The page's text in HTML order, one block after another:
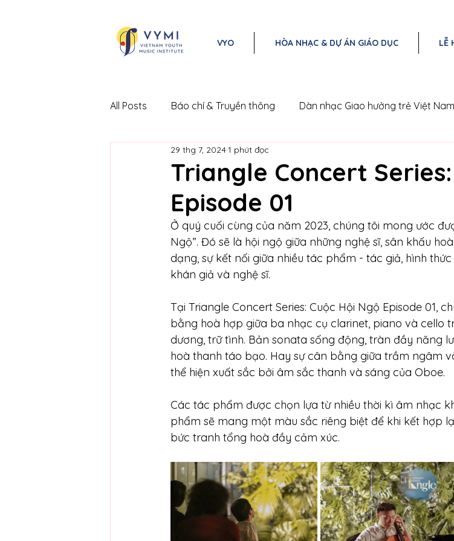
VYO HÒA NHẠC & DỰ ÁN GIÁO DỤC LỄ
All Posts Báo chí & Truyền thông Dàn nhạc Giao hưởng trẻ Việt Nam
Lễ hội Âm nhạc Cổ điển Việt Nam
Triangle Concert
Episode 01
29 thg 7, 20241 phút đọc
Ở quý cuối cùng của năm 2023, chúng tôi mong ước
Ngộ”. Đó sẽ là hội ngộ giữa những nghệ sĩ, sân khấu
dạng, sự kết nối giữa nhiều tác phẩm - tác giả, hình
khán giả và nghệ sĩ.
Tại Triangle Concert Series: Cuộc Hội Ngộ Episode 01,
bằng hoà hợp giữa ba nhạc cụ clarinet, piano và cello
dương, trữ tình. Bản sonata sống động, tràn đầy năng
hoà thanh táo bạo. Hay sự cân bằng giữa trầm ngâm
thể hiện xuất sắc bởi âm sắc thanh và sáng của Oboe.
Các tác phẩm được chọn lựa từ nhiều thời kì âm nhạc
phẩm sẽ mang một màu sắc riêng biệt để khi kết hợp
bức tranh tổng hoà đầy cảm xúc.